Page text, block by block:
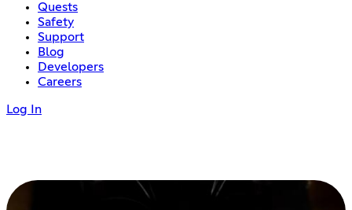
Quests
Safety
Support
Blog
Developers
Careers
Log In